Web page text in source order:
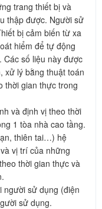
trang thiết bị và
thập được. Người sử
bị cảm biến từ xa
hiểm để tự động
Các số liệu này được
xử lý bằng thuật toán
thời gian thực trong
và định vị theo thời
1 tòa nhà cao tầng.
thiên tai…) hệ
vị trí của những
thời gian thực và
người sử dụng (điện
sử dụng.